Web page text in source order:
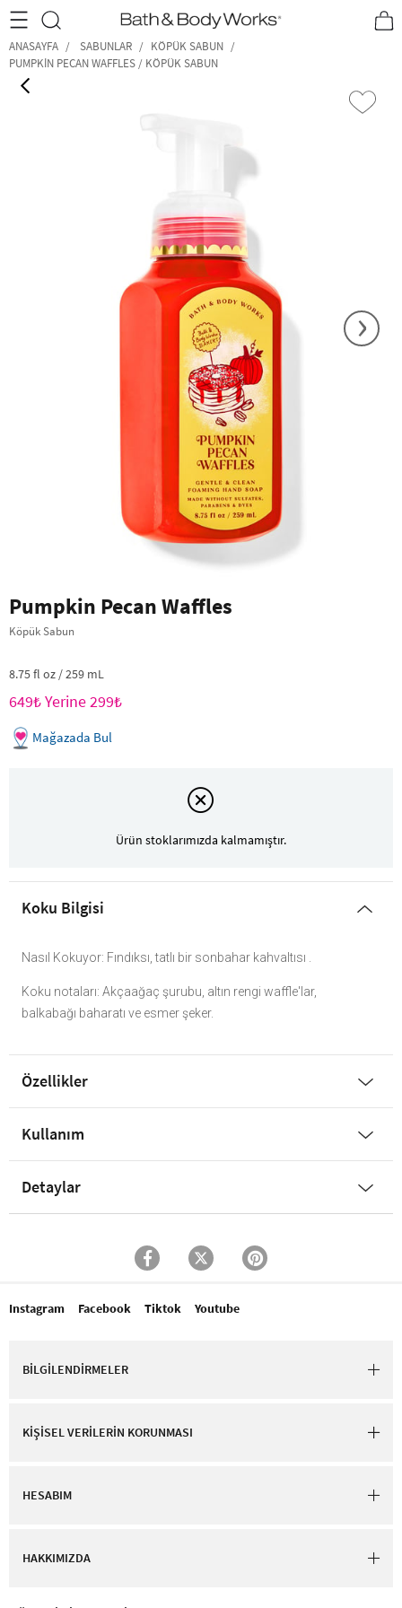
•2200₺ ve Üzeri Kargo Ücretsiz!• *Promosyon Detayları
ANASAYFA SABUNLAR
KÖPÜK SABUN
PUMPKIN PECAN WAFFLES / KÖPÜK SABUN
›
Pumpkin Pecan Waffles
Köpük Sabun
8.75 fl oz / 259 mL
649₺ Yerine 299₺
Mağazada Bul
Ürün stoklarımızda kalmamıştır.
Koku Bilgisi
Nasıl Kokuyor: Fındıksı, tatlı bir sonbahar kahvaltısı .
Koku notaları: Akçaağaç şurubu, altın rengi waffle'lar,
balkabağı baharatı ve esmer şeker.
Özellikler
Kullanım
Detaylar
Instagram Facebook Tiktok Youtube
BİLGİLENDİRMELER
KİŞİSEL VERİLERİN KORUNMASI
HESABIM
HAKKIMIZDA